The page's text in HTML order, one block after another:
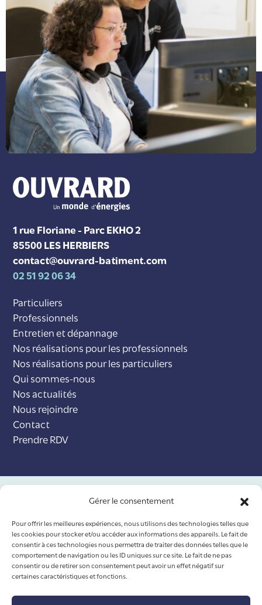
Gérer le consentement
Pour offrir les meilleures expériences, nous utilisons des technologies telles que
les cookies pour stocker et/ou accéder aux informations des appareils. Le fait de
consentir à ces technologies nous permettra de traiter des données telles que le
comportement de navigation ou les ID uniques sur ce site. Le fait de ne pas
consentir ou de retirer son consentement peut avoir un effet négatif sur
certaines caractéristiques et fonctions.
1 rue Floriane - Parc EKHO 2
85500 LES HERBIERS
contact@ouvrard-batiment.com
02 51 92 06 34
Particuliers
Professionnels
Entretien et dépannage
Nos réalisations pour les professionnels
Nos réalisations pour les particuliers
Qui sommes-nous
Nos actualités
Nous rejoindre
Contact
Prendre RDV
Nos certifications